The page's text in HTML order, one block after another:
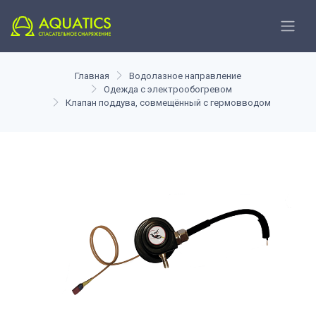
Главная
Водолазное направление
Одежда с электрообогревом
Клапан поддува, совмещённый с гермовводом